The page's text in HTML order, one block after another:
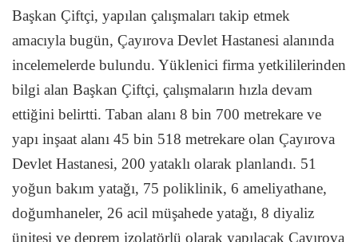
Başkan Çiftçi, yapılan çalışmaları takip etmek
amacıyla bugün, Çayırova Devlet Hastanesi alanında
incelemelerde bulundu. Yüklenici firma yetkililerinden
bilgi alan Başkan Çiftçi, çalışmaların hızla devam
ettiğini belirtti. Taban alanı 8 bin 700 metrekare ve
yapı inşaat alanı 45 bin 518 metrekare olan Çayırova
Devlet Hastanesi, 200 yataklı olarak planlandı. 51
yoğun bakım yatağı, 75 poliklinik, 6 ameliyathane,
doğumhaneler, 26 acil müşahede yatağı, 8 diyaliz
ünitesi ve deprem izolatörlü olarak yapılacak Çayırova